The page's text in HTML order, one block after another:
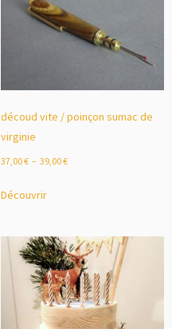
découd vite / poinçon sumac de
virginie
37,00€ – 39,00€
Découvrir